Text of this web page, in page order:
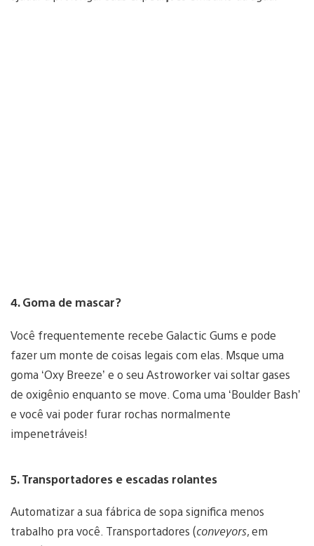
4. Goma de mascar?
Você frequentemente recebe Galactic Gums e pode
fazer um monte de coisas legais com elas. Msque uma
goma ‘Oxy Breeze’ e o seu Astroworker vai soltar gases
de oxigênio enquanto se move. Coma uma ‘Boulder Bash’
e você vai poder furar rochas normalmente
impenetráveis!
5. Transportadores e escadas rolantes
Automatizar a sua fábrica de sopa significa menos
trabalho pra você. Transportadores (conveyors, em